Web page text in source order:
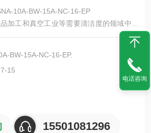
10A-BW-15A-NC-16-EP
加工和真空工业等需要清洁度的领域中，
BW-15A-NC-16-EP.
15
15501081296
电话咨询